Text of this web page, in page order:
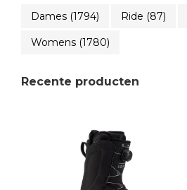
Dames (1794) Ride (87)
Womens (1780)
Recente producten